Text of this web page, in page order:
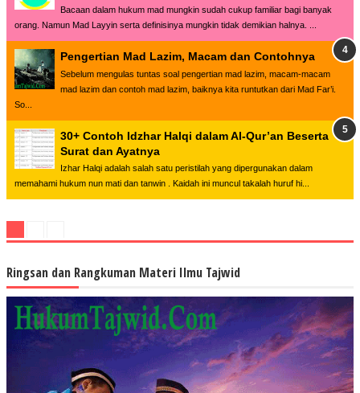
Bacaan dalam hukum mad mungkin sudah cukup familiar bagi banyak
orang. Namun Mad Layyin serta definisinya mungkin tidak demikian halnya. ...
Pengertian Mad Lazim, Macam dan Contohnya
Sebelum mengulas tuntas soal pengertian mad lazim, macam-macam
mad lazim dan contoh mad lazim, baiknya kita runtutkan dari Mad Far’i.
So...
30+ Contoh Idzhar Halqi dalam Al-Qur’an Beserta
Surat dan Ayatnya
Izhar Halqi adalah salah satu peristilah yang dipergunakan dalam
memahami hukum nun mati dan tanwin . Kaidah ini muncul takalah huruf hi...
Ringsan dan Rangkuman Materi Ilmu Tajwid